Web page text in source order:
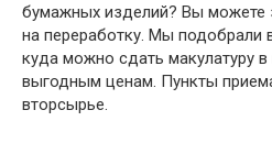
бумажных изделий? Вы можете
на переработку. Мы подобрали
куда можно сдать макулатуру
выгодным ценам. Пункты
вторсырье.